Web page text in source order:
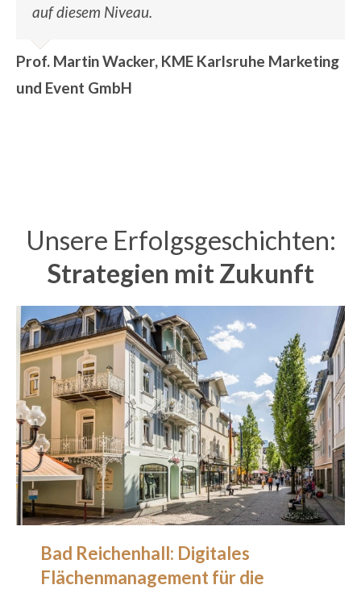
auf diesem Niveau.
Prof. Martin Wacker, KME Karlsruhe Marketing
und Event GmbH
Unsere Erfolgsgeschichten:
Strategien mit Zukunft
Bad Reichenhall: Digitales
Flächenmanagement für die